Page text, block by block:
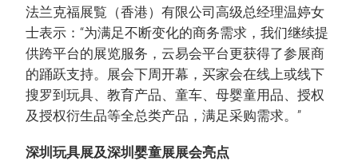
法兰克福展覧（香港）有限公司高级总经理温婷女
士表示：“为满足不断变化的商务需求，我们继续提
供跨平台的展览服务，云易会平台更获得了参展商
的踊跃支持。展会下周开幕，买家会在线上或线下
搜罗到玩具、教育产品、童车、母婴童用品、授权
及授权衍生品等全总类产品，满足采购需求。”
深圳玩具展及深圳婴童展展会亮点